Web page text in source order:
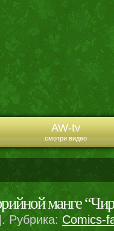
AW-tv
смотри видео
манге
Рубрика: Comics-